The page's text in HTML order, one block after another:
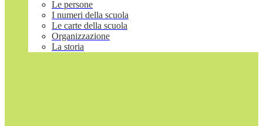
Le persone
I numeri della scuola
Le carte della scuola
Organizzazione
La storia